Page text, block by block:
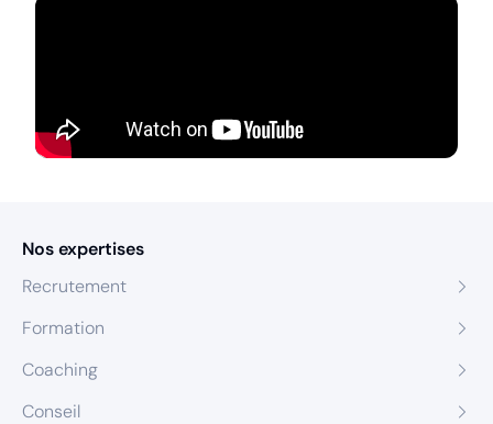
Nos expertises
Recrutement
Formation
Coaching
Conseil